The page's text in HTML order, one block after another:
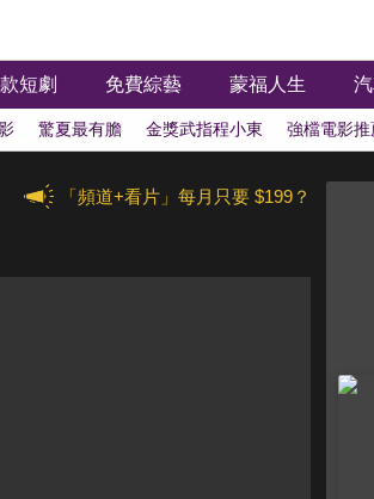
短劇 免費綜藝 蒙福人生
驚夏最有膽 金獎武指程小東 強檔電影推
「頻道+看片」每月只要 $199？